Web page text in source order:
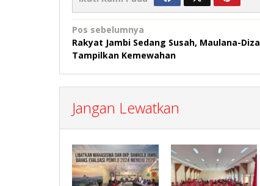
Navigasi
pos
Pos sebelumnya
Rakyat Jambi Sedang Susah, Maulana-Diza
Tampilkan Kemewahan
Jangan Lewatkan